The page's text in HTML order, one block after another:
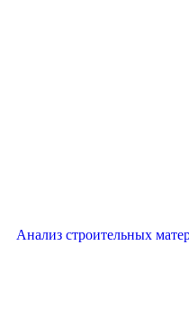
Анализ строительных